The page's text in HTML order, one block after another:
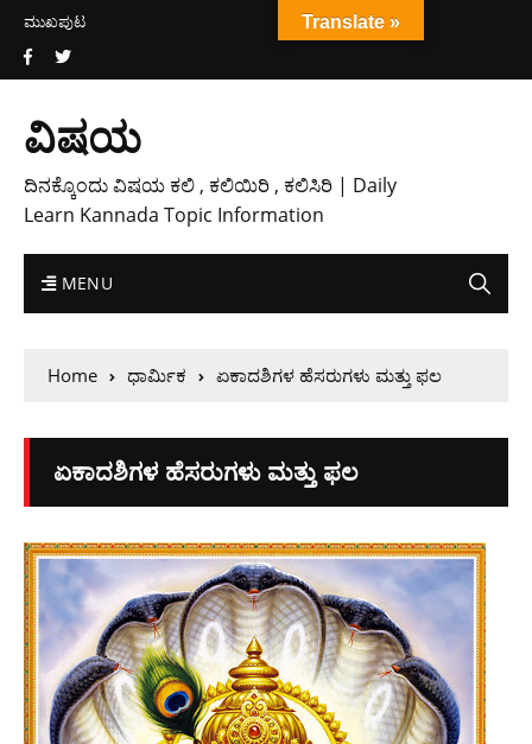
ಮುಖಪುಟ
ವಿಷಯ
ದಿನಕ್ಕೊಂದು ವಿಷಯ ಕಲಿ , ಕಲಿಯಿರಿ , ಕಲಿಸಿರಿ | Daily
Learn Kannada Topic Information
MENU
Home ಧಾರ್ಮಿಕ ಏಕಾದಶಿಗಳ ಹೆಸರುಗಳು ಮತ್ತು ಫಲ
ಏಕಾದಶಿಗಳ ಹೆಸರುಗಳು ಮತ್ತು ಫಲ
Translate »